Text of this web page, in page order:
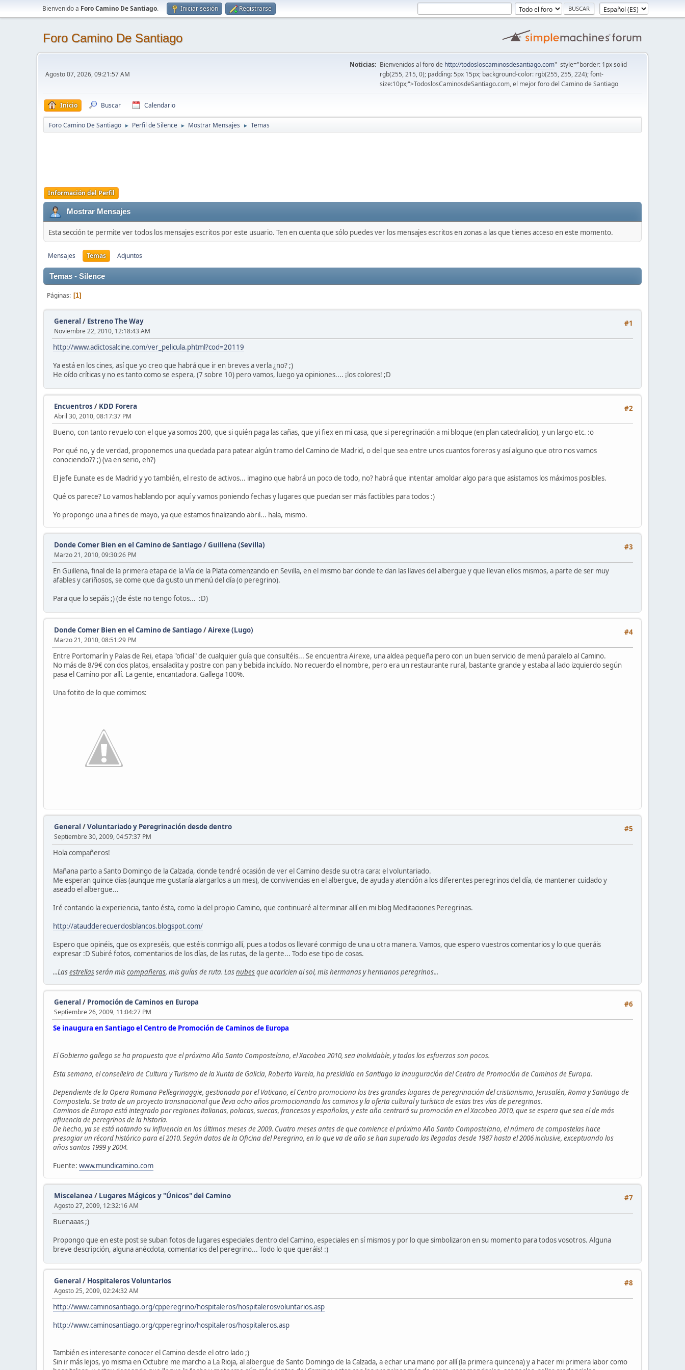
Bienvenido a Foro Camino De Santiago. Iniciar sesión Registrarse
Foro Camino De Santiago
Agosto 07, 2026, 09:21:57 AM
Noticias: Bienvenidos al foro de http://todosloscaminosdesantiago.com" style="border: 1px solid
rgb(255, 215, 0); padding: 5px 15px; background-color: rgb(255, 255, 224); font-
size:10px;">TodoslosCaminosdeSantiago.com, el mejor foro del Camino de Santiago
Inicio Buscar Calendario
Foro Camino De Santiago ► Perfil de Silence ► Mostrar Mensajes ► Temas
Información del Perfil
Mostrar Mensajes
Esta sección te permite ver todos los mensajes escritos por este usuario. Ten en cuenta que sólo puedes ver los mensajes escritos en zonas a las que tienes acceso en este momento.
Mensajes Temas Adjuntos
Temas - Silence
Páginas 1
#1
General / Estreno The Way
Noviembre 22, 2010, 12:18:43 AM
http://www.adictosalcine.com/ver_pelicula.phtml?cod=20119
Ya está en los cines, así que yo creo que habrá que ir en breves a verla ¿no? ;)
He oído críticas y no es tanto como se espera, (7 sobre 10) pero vamos, luego ya opiniones.... ¡los colores! ;D
#2
Encuentros / KDD Forera
Abril 30, 2010, 08:17:37 PM
Bueno, con tanto revuelo con el que ya somos 200, que si quién paga las cañas, que yi fiex en mi casa, que si peregrinación a mi bloque (en plan catedralicio), y un largo etc. :o
Por qué no, y de verdad, proponemos una quedada para patear algún tramo del Camino de Madrid, o del que sea entre unos cuantos foreros y así alguno que otro nos vamos
conociendo?? ;) (va en serio, eh?)
El jefe Eunate es de Madrid y yo también, el resto de activos... imagino que habrá un poco de todo, no? habrá que intentar amoldar algo para que asistamos los máximos posibles.
Qué os parece? Lo vamos hablando por aquí y vamos poniendo fechas y lugares que puedan ser más factibles para todos :)
Yo propongo una a fines de mayo, ya que estamos finalizando abril... hala, mismo.
#3
Donde Comer Bien en el Camino de Santiago/Guillena (Sevilla)
Marzo 21, 2010, 09:30:26 PM
En Guillena, final de la primera etapa de la Vía de la Plata comenzando en Sevilla, en el mismo bar donde te dan las llaves del albergue y que llevan ellos mismos, a parte de ser muy
afables y cariñosos, se come que da gusto un menú del día (o peregrino).
Para que lo sepáis ;) (de éste no tengo fotos... :D)
#4
Donde Comer Bien en el Camino de Santiago/Airexe (Lugo)
Marzo 21, 2010, 08:51:29 PM
Entre Portomarín y Palas de Rei, etapa "oficial" de cualquier guía que consultéis... Se encuentra Airexe, una aldea pequeña pero con un buen servicio de menú paralelo al Camino.
No más de 8/9€ con dos platos, ensaladita y postre con pan y bebida incluído. No recuerdo el nombre, pero era un restaurante rural, bastante grande y estaba al lado izquierdo según
pasa el Camino por allí. La gente, encantadora. Gallega 100%.
Una fotito de lo que comimos:
#5
General /Voluntariado y Peregrinación desde dentro
Septiembre 30, 2009, 04:57:37 PM
Hola compañeros!
Mañana parto a Santo Domingo de la Calzada, donde tendré ocasión de ver el Camino desde su otra cara: el voluntariado.
Me esperan quince días (aunque me gustaría alargarlos a un mes), de convivencias en el albergue, de ayuda y atención a los diferentes peregrinos del día, de mantener cuidado y
aseado el albergue...
Iré contando la experiencia, tanto ésta, como la del propio Camino, que continuaré al terminar allí en mi blog Meditaciones Peregrinas.
http://ataudderecuerdosblancos.blogspot.com/
Espero que opinéis, que os expreséis, que estéis conmigo allí, pues a todos os llevaré conmigo de una u otra manera. Vamos, que espero vuestros comentarios y lo que queráis
expresar :D Subiré fotos, comentarios de los días, de las rutas, de la gente... Todo ese tipo de cosas.
...Lasestrellasserán miscompañeras, mis guías de ruta. Lasnubesque acaricien al sol, mis hermanas y hermanos peregrinos...
#6
General / Promoción de Caminos en Europa
Septiembre 26, 2009, 11:04:27 PM
Se inaugura en Santiago el Centro de Promoción de Caminos de Europa
El Gobierno gallego se ha propuesto que el próximo Año Santo Compostelano, el Xacobeo 2010, sea inolvidable, y todos los esfuerzos son pocos.
Esta semana, el conselleiro de Cultura y Turismo de la Xunta de Galicia, Roberto Varela, ha presidido en Santiago la inauguración del Centro de Promoción de Caminos de Europa.
Dependiente de la Opera Romana Pellegrinaggie, gestionada por el Vaticano, el Centro promociona los tres grandes lugares de peregrinación del cristianismo, Jerusalén, Roma y Santiago de
Compostela. Se trata de un proyecto transnacional que lleva ocho años promocionando los caminos y la oferta cultural y turística de estas tres vías de peregrinos.
Caminos de Europa está integrado por regiones italianas, polacas, suecas, francesas y españolas, y este año centrará su promoción en el Xacobeo 2010, que se espera que sea el de más
afluencia de peregrinos de la historia.
De hecho, ya se está notando su influencia en los últimos meses de 2009. Cuatro meses antes de que comience el próximo Año Santo Compostelano, el número de compostelas hace
presagiar un récord histórico para el 2010. Según datos de la Oficina del Peregrino, en lo que va de año se han superado las llegadas desde 1987 hasta el 2006 inclusive, exceptuando los
años santos 1999 y 2004.
Fuente: www.mundicamino.com
#7
Miscelanea / Lugares Mágicos y "Únicos" del Camino
Agosto 27, 2009, 12:32:16 AM
Buenaaas ;)
Propongo que en este post se suban fotos de lugares especiales dentro del Camino, especiales en sí mismos y por lo que simbolizaron en su momento para todos vosotros. Alguna
breve descripción, alguna anécdota, comentarios del peregrino... Todo lo que queráis! :)
#8
General / Hospitaleros Voluntarios
Agosto 25, 2009, 02:24:32 AM
http://www.caminosantiago.org/cpperegrino/hospitaleros/hospitalerosvoluntarios.asp
http://www.caminosantiago.org/cpperegrino/hospitaleros/hospitaleros.asp
También es interesante conocer el Camino desde el otro lado ;)
Sin ir más lejos, yo misma en Octubre me marcho a La Rioja, al albergue de Santo Domingo de la Calzada, a echar una mano por allí (la primera quincena) y a hacer mi primera labor como